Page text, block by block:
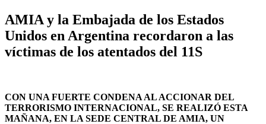
AMIA y la Embajada de los Estados
Unidos en Argentina recordaron a las
víctimas de los atentados del 11S
CON UNA FUERTE CONDENA AL ACCIONAR DEL
TERRORISMO INTERNACIONAL, SE REALIZÓ ESTA
MAÑANA, EN LA SEDE CENTRAL DE AMIA, UN